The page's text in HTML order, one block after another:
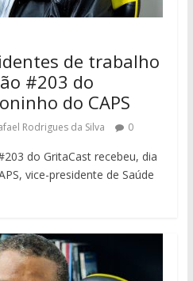
de trabalho
#203 do
do CAPS
Rodrigues da Silva 0
do GritaCast recebeu, dia
vice-presidente de Saúde